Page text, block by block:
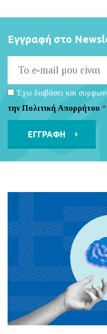
Εγγραφή στο
Έχω διαβάσει και
την Πολιτική Απορρήτου *